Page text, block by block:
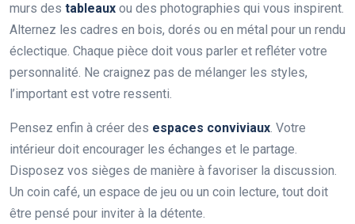
murs des tableaux ou des photographies qui vous inspirent.
Alternez les cadres en bois, dorés ou en métal pour un rendu
éclectique. Chaque pièce doit vous parler et refléter votre
personnalité. Ne craignez pas de mélanger les styles,
l’important est votre ressenti.
Pensez enfin à créer des espaces conviviaux. Votre
intérieur doit encourager les échanges et le partage.
Disposez vos sièges de manière à favoriser la discussion.
Un coin café, un espace de jeu ou un coin lecture, tout doit
être pensé pour inviter à la détente.